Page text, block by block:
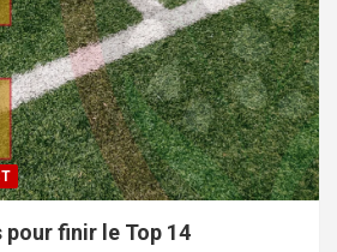
pour finir le Top 14